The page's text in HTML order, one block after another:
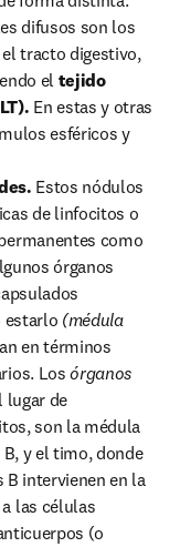
difusos son los
tracto digestivo,
el tejido
En estas y otras
esféricos y
Estos nódulos
de linfocitos o
como
órganos
estarlo (médula
en términos
Los órganos
lugar de
son la médula
y el timo, donde
intervienen en la
las células
(o